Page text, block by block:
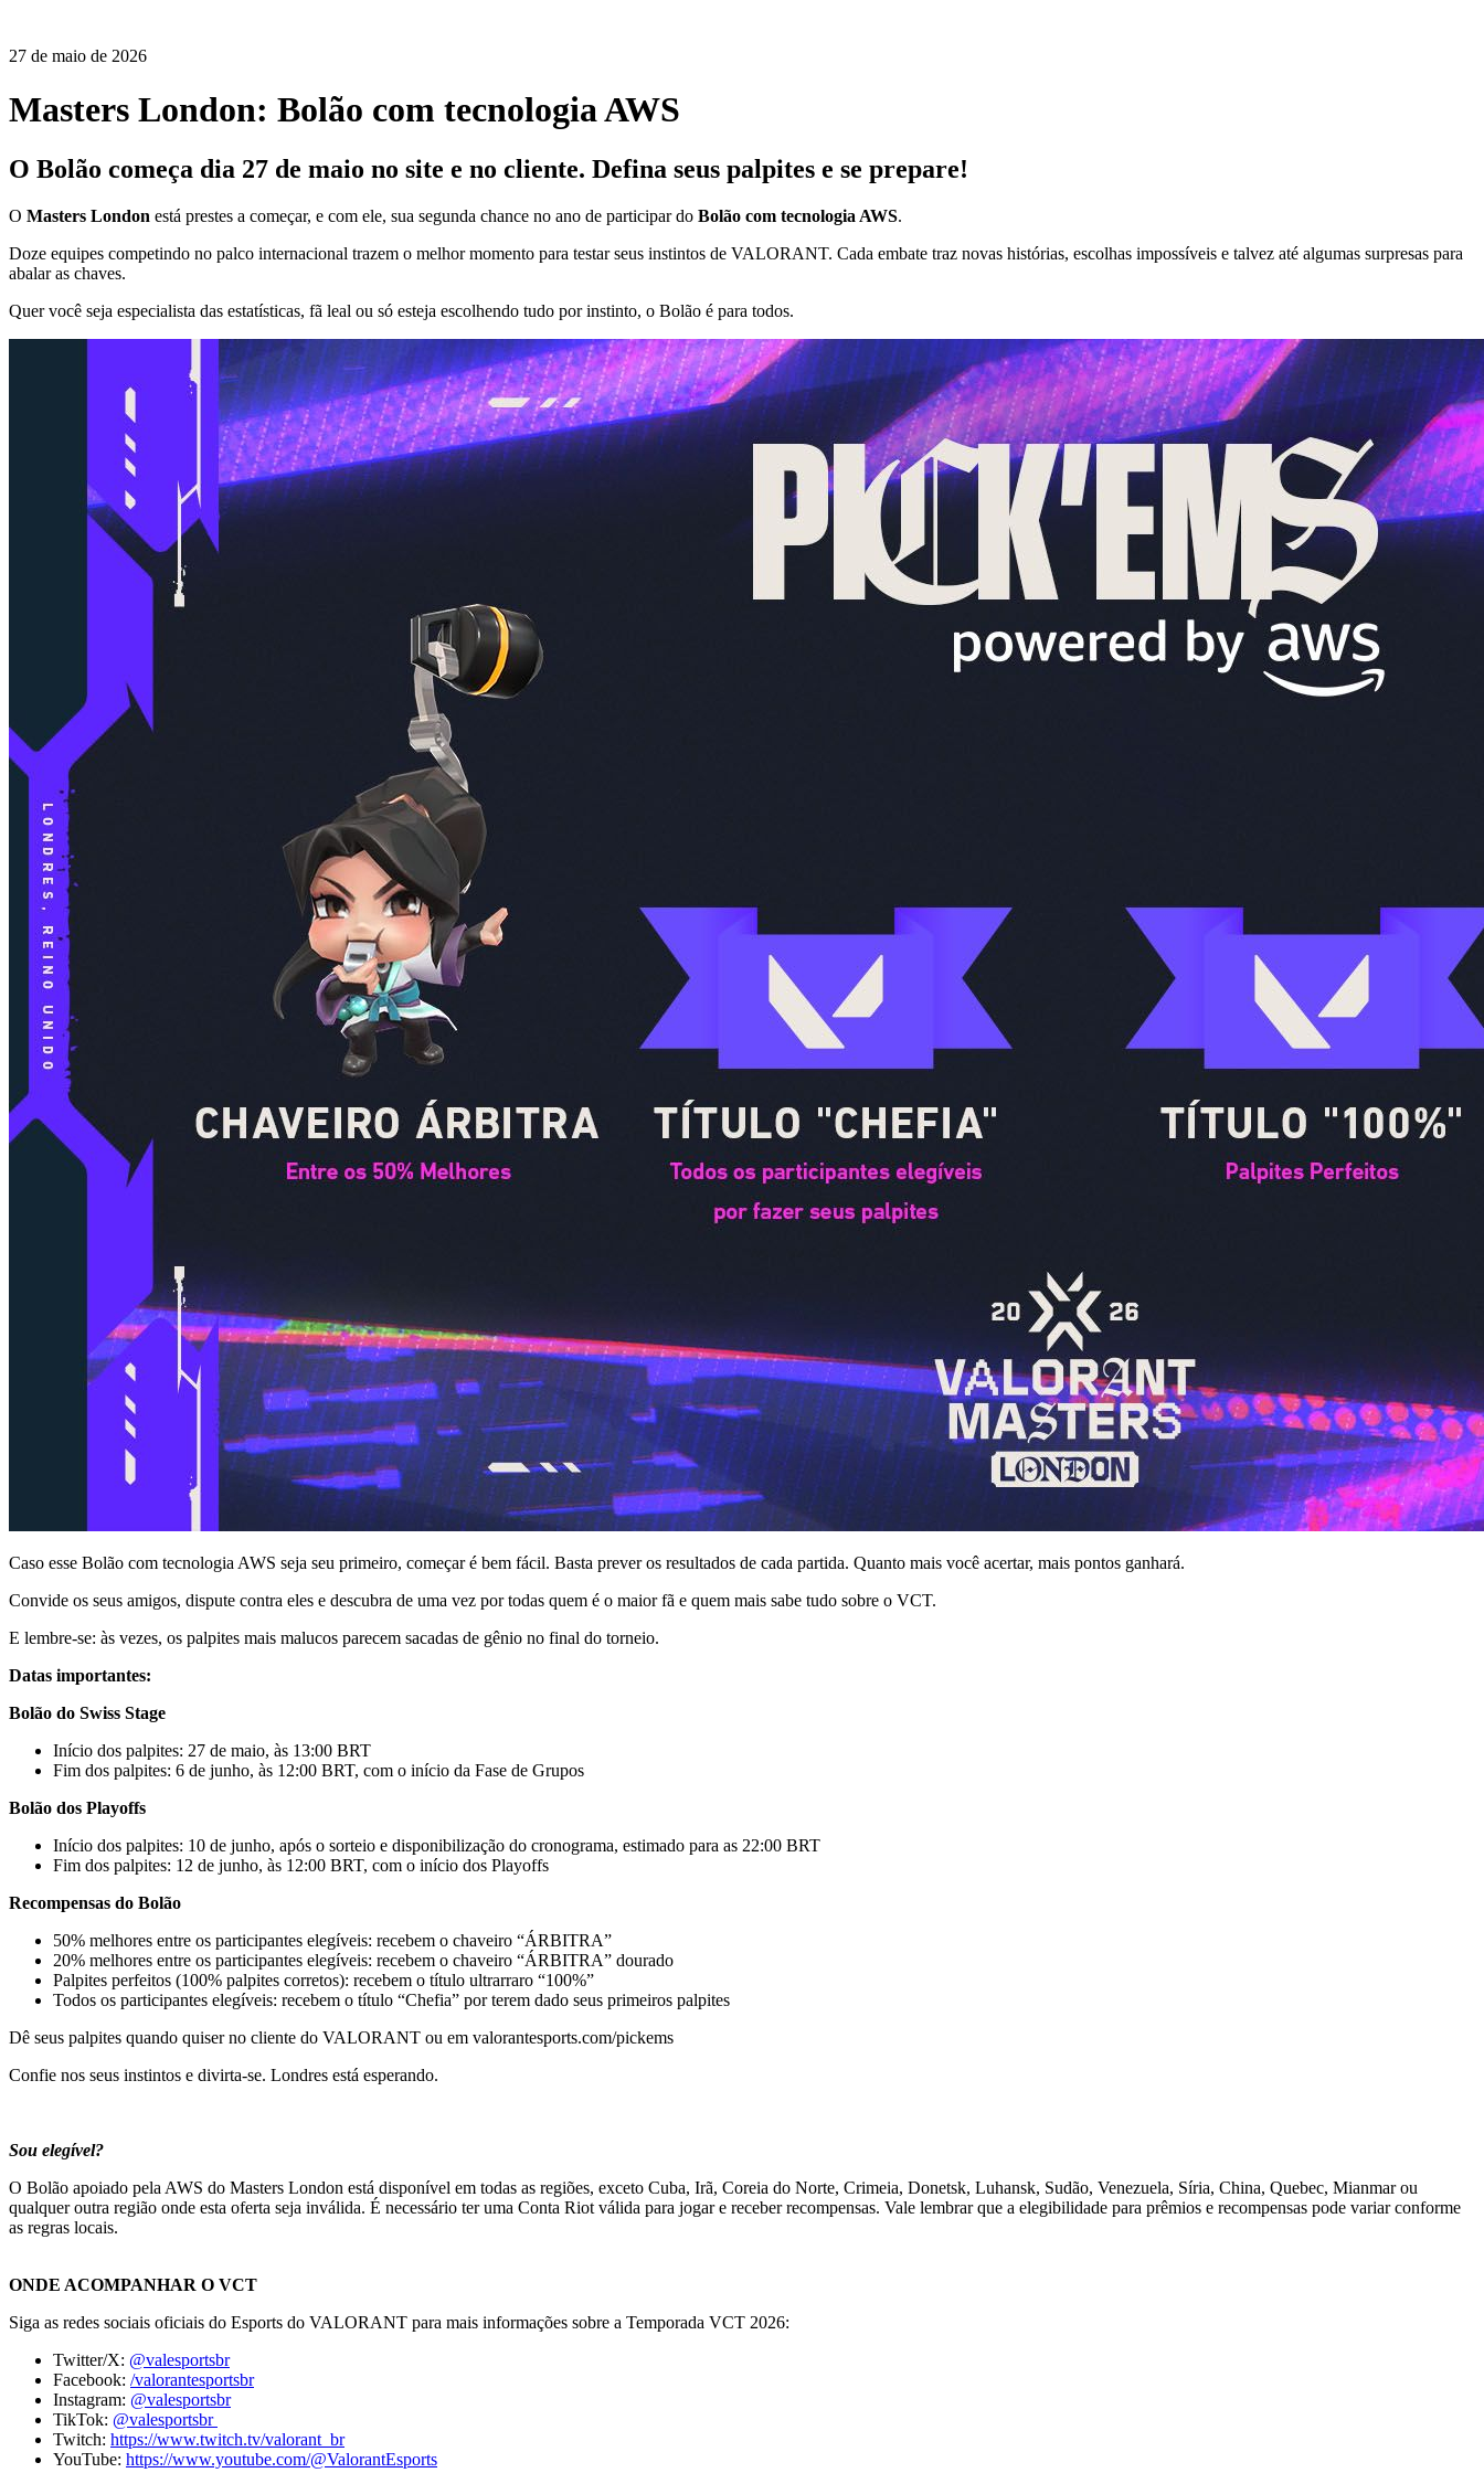
27 de maio de 2026
Masters London: Bolão com tecnologia AWS
O Bolão começa dia 27 de maio no site e no cliente. Defina seus palpites e se prepare!
O Masters London está prestes a começar, e com ele, sua segunda chance no ano de participar do Bolão com tecnologia AWS.
Doze equipes competindo no palco internacional trazem o melhor momento para testar seus instintos de VALORANT. Cada embate traz novas histórias, escolhas impossíveis e talvez até algumas surpresas para
abalar as chaves.
Quer você seja especialista das estatísticas, fã leal ou só esteja escolhendo tudo por instinto, o Bolão é para todos.
Caso esse Bolão com tecnologia AWS seja seu primeiro, começar é bem fácil. Basta prever os resultados de cada partida. Quanto mais você acertar, mais pontos ganhará.
Convide os seus amigos, dispute contra eles e descubra de uma vez por todas quem é o maior fã e quem mais sabe tudo sobre o VCT.
E lembre-se: às vezes, os palpites mais malucos parecem sacadas de gênio no final do torneio.
Datas importantes:
Bolão do Swiss Stage
Início dos palpites: 27 de maio, às 13:00 BRT
Fim dos palpites: 6 de junho, às 12:00 BRT, com o início da Fase de Grupos
Bolão dos Playoffs
Início dos palpites: 10 de junho, após o sorteio e disponibilização do cronograma, estimado para as 22:00 BRT
Fim dos palpites: 12 de junho, às 12:00 BRT, com o início dos Playoffs
Recompensas do Bolão
50% melhores entre os participantes elegíveis: recebem o chaveiro “ÁRBITRA”
20% melhores entre os participantes elegíveis: recebem o chaveiro “ÁRBITRA” dourado
Palpites perfeitos (100% palpites corretos): recebem o título ultrarraro “100%”
Todos os participantes elegíveis: recebem o título “Chefia” por terem dado seus primeiros palpites
Dê seus palpites quando quiser no cliente do VALORANT ou em valorantesports.com/pickems
Confie nos seus instintos e divirta-se. Londres está esperando.
Sou elegível?
O Bolão apoiado pela AWS do Masters London está disponível em todas as regiões, exceto Cuba, Irã, Coreia do Norte, Crimeia, Donetsk, Luhansk, Sudão, Venezuela, Síria, China, Quebec, Mianmar ou
qualquer outra região onde esta oferta seja inválida. É necessário ter uma Conta Riot válida para jogar e receber recompensas. Vale lembrar que a elegibilidade para prêmios e recompensas pode variar conforme
as regras locais.
ONDE ACOMPANHAR O VCT
Siga as redes sociais oficiais do Esports do VALORANT para mais informações sobre a Temporada VCT 2026:
Twitter/X: @valesportsbr
Facebook: /valorantesportsbr
Instagram: @valesportsbr
TikTok: @valesportsbr
Twitch: https://www.twitch.tv/valorant_br
YouTube: https://www.youtube.com/@ValorantEsports